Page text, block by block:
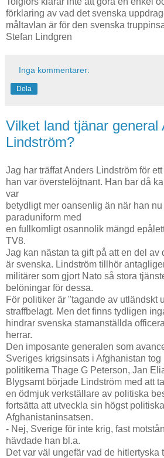
förklaring av vad det svenska
måltavlan är för den svenska
Stefan Lindgren
Inga kommentarer:
Dela
Vilket land tjänar general
Lindström?
Jag har träffat Anders Lindström för
han var överstelöjtnant. Han bar då
var
betydligt mer oansenlig än när han
paraduniform med
en fullkomligt osannolik mängd
TV8.
Jag kan nästan ta gift på att en del av
är svenska. Lindström tillhör
militärer som gjort Nato så stora
belöningar för dessa.
För politiker är "tagande av utländskt
straffbelagt. Men det finns tydligen
hindrar svenska stamanställda
herrar.
Den imposante generalen som
Sveriges krigsinsats i Afghanistan
politikerna Thage G Peterson, Jan
Blygsamt började Lindström med att
en ödmjuk verkställare av politiska
fortsätta att utveckla sin högst
Afghanistaninsatsen.
- Nej, Sverige för inte krig, fast
hävdade han bl.a.
Det var väl ungefär vad de hitlertyska